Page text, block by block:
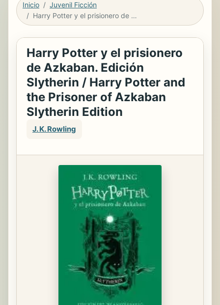
Inicio
Juvenil Ficción
Harry Potter y el prisionero de Azkaban. Edición Slytherin / Harry Potter and the Prisoner of Azkaban Slytherin Edition
Harry Potter y el prisionero
de Azkaban. Edición
Slytherin / Harry Potter and
the Prisoner of Azkaban
Slytherin Edition
J. K. Rowling